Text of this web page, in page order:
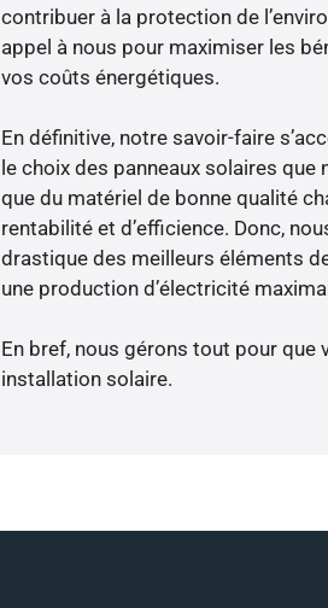
contribuer à la protection de
appel à nous pour maximiser les
vos coûts énergétiques.
En définitive, notre savoir-faire
le choix des panneaux solaires
que du matériel de bonne qualité
rentabilité et d’efficience. Donc,
drastique des meilleurs éléments
une production d’électricité
En bref, nous gérons tout pour
installation solaire.